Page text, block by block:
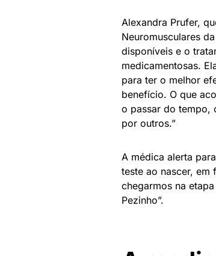
Alexandra Prufer,
Neuromusculares
disponíveis e o
medicamentosas.
para ter o melhor
benefício. O que
o passar do tempo,
por outros.”
A médica alerta
teste ao nascer, em
chegarmos na
Pezinho”.